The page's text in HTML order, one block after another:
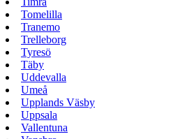
Tomelilla
Tranemo
Trelleborg
Tyresö
Täby
Uddevalla
Umeå
Upplands Väsby
Uppsala
Vallentuna